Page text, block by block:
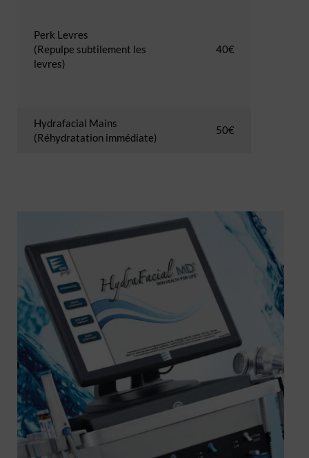
Perk Levres
(Repulpe subtilement les
levres)
40€
Hydrafacial Mains
(Réhydratation immédiate)
50€